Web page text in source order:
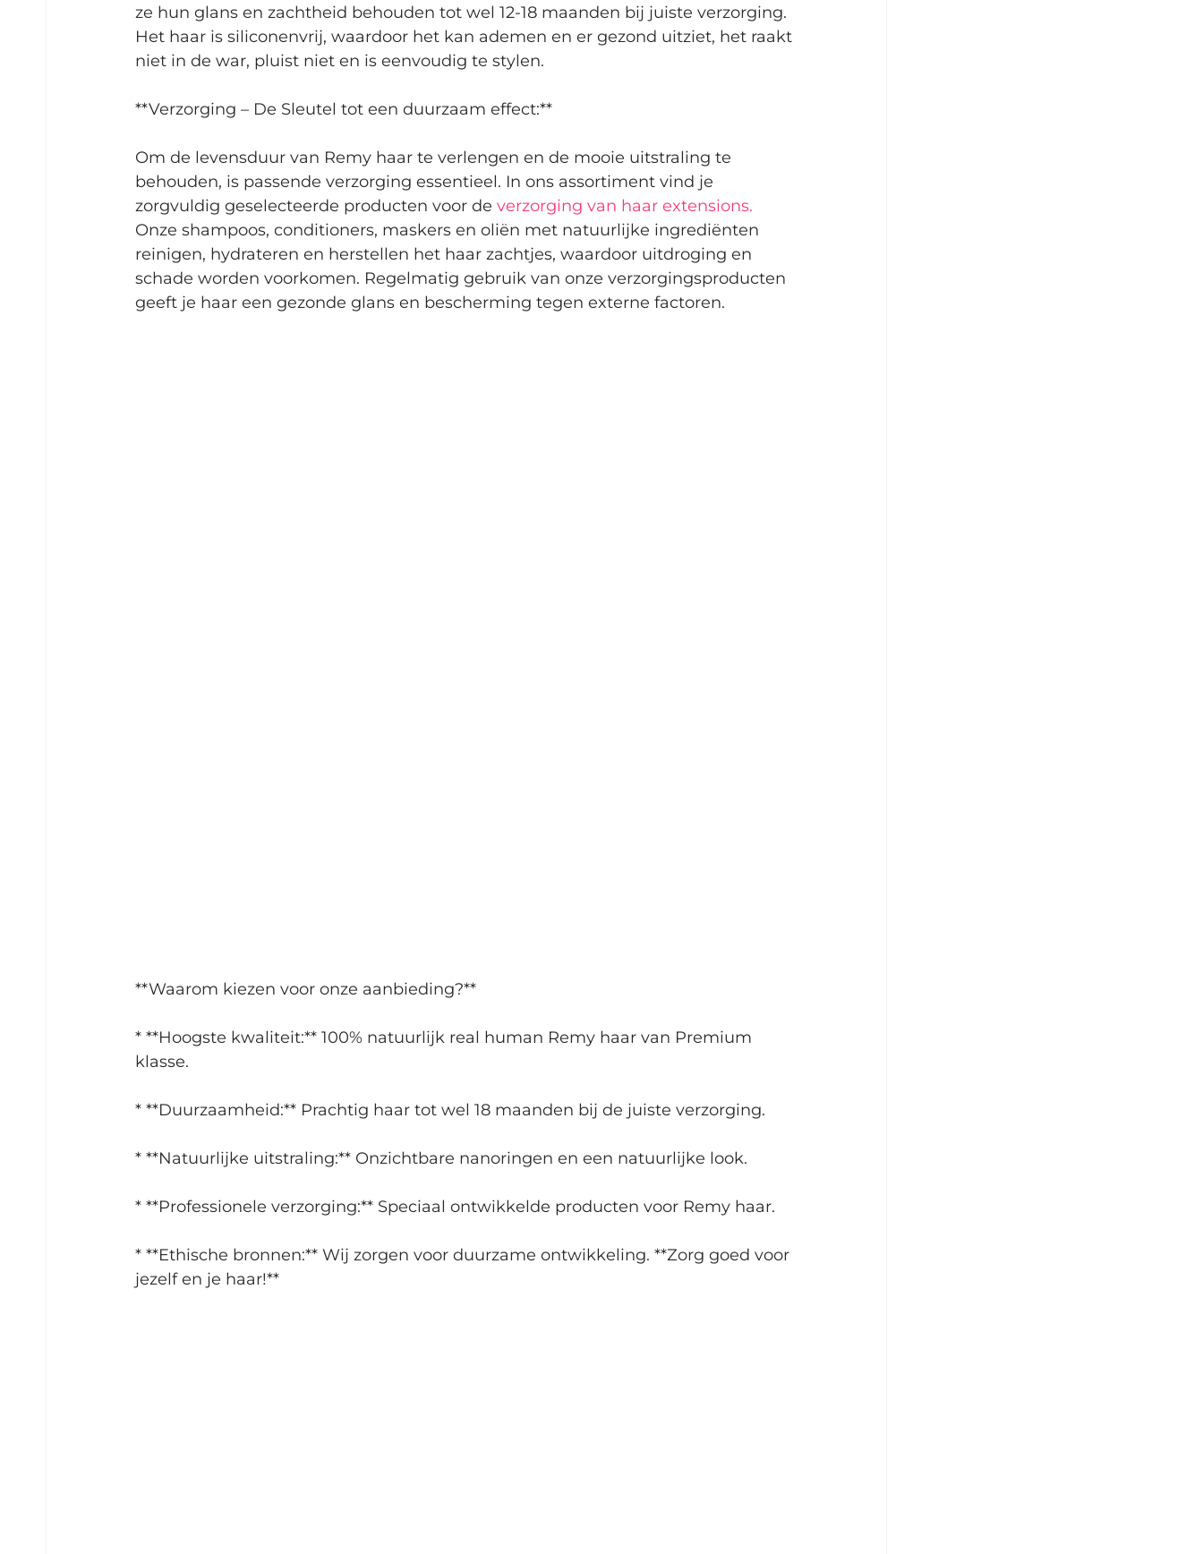
ze hun glans en zachtheid behouden tot wel 12-18 maanden bij juiste verzorging.
Het haar is siliconenvrij, waardoor het kan ademen en er gezond uitziet, het raakt
niet in de war, pluist niet en is eenvoudig te stylen.
**Verzorging – De Sleutel tot een duurzaam effect:**
Om de levensduur van Remy haar te verlengen en de mooie uitstraling te
behouden, is passende verzorging essentieel. In ons assortiment vind je
zorgvuldig geselecteerde producten voor de verzorging van haar extensions.
Onze shampoos, conditioners, maskers en oliën met natuurlijke ingrediënten
reinigen, hydrateren en herstellen het haar zachtjes, waardoor uitdroging en
schade worden voorkomen. Regelmatig gebruik van onze verzorgingsproducten
geeft je haar een gezonde glans en bescherming tegen externe factoren.
**Waarom kiezen voor onze aanbieding?**
* **Hoogste kwaliteit:** 100% natuurlijk real human Remy haar van Premium
klasse.
* **Duurzaamheid:** Prachtig haar tot wel 18 maanden bij de juiste verzorging.
* **Natuurlijke uitstraling:** Onzichtbare nanoringen en een natuurlijke look.
* **Professionele verzorging:** Speciaal ontwikkelde producten voor Remy haar.
* **Ethische bronnen:** Wij zorgen voor duurzame ontwikkeling. **Zorg goed voor
jezelf en je haar!**